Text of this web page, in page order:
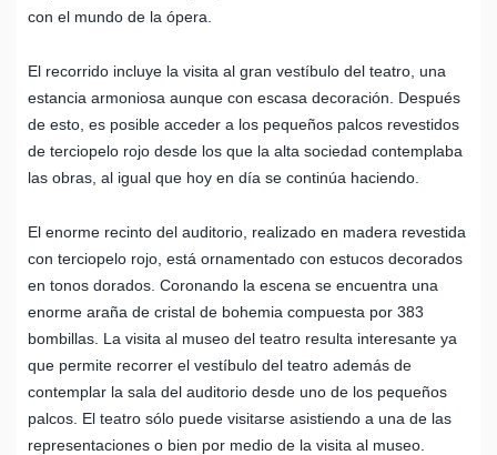
con el mundo de la ópera.
El recorrido incluye la visita al gran vestíbulo del teatro, una
estancia armoniosa aunque con escasa decoración. Después
de esto, es posible acceder a los pequeños palcos revestidos
de terciopelo rojo desde los que la alta sociedad contemplaba
las obras, al igual que hoy en día se continúa haciendo.
El enorme recinto del auditorio, realizado en madera revestida
con terciopelo rojo, está ornamentado con estucos decorados
en tonos dorados. Coronando la escena se encuentra una
enorme araña de cristal de bohemia compuesta por 383
bombillas. La visita al museo del teatro resulta interesante ya
que permite recorrer el vestíbulo del teatro además de
contemplar la sala del auditorio desde uno de los pequeños
palcos. El teatro sólo puede visitarse asistiendo a una de las
representaciones o bien por medio de la visita al museo.